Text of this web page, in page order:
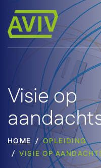
Visie op
HOME
OPLEIDING
VISIE OP